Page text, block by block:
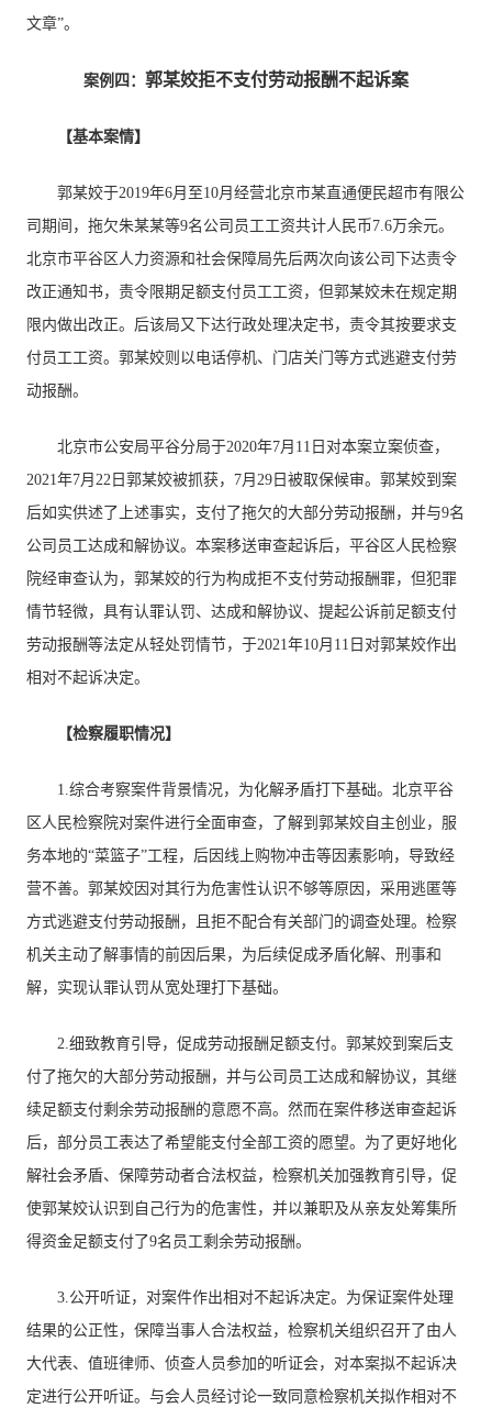
文章”。
案例四： 郭某姣拒不支付劳动报酬不起诉案
【基本案情】
郭某姣于2019年6月至10月经营北京市某直通便民超市有限公
司期间，拖欠朱某某等9名公司员工工资共计人民币7.6万余元。
北京市平谷区人力资源和社会保障局先后两次向该公司下达责令
改正通知书，责令限期足额支付员工工资，但郭某姣未在规定期
限内做出改正。后该局又下达行政处理决定书，责令其按要求支
付员工工资。郭某姣则以电话停机、门店关门等方式逃避支付劳
动报酬。
北京市公安局平谷分局于2020年7月11日对本案立案侦查，
2021年7月22日郭某姣被抓获，7月29日被取保候审。郭某姣到案
后如实供述了上述事实，支付了拖欠的大部分劳动报酬，并与9名
公司员工达成和解协议。本案移送审查起诉后，平谷区人民检察
院经审查认为，郭某姣的行为构成拒不支付劳动报酬罪，但犯罪
情节轻微，具有认罪认罚、达成和解协议、提起公诉前足额支付
劳动报酬等法定从轻处罚情节，于2021年10月11日对郭某姣作出
相对不起诉决定。
【检察履职情况】
1.综合考察案件背景情况，为化解矛盾打下基础。北京平谷
区人民检察院对案件进行全面审查，了解到郭某姣自主创业，服
务本地的“菜篮子”工程，后因线上购物冲击等因素影响，导致经
营不善。郭某姣因对其行为危害性认识不够等原因，采用逃匿等
方式逃避支付劳动报酬，且拒不配合有关部门的调查处理。检察
机关主动了解事情的前因后果，为后续促成矛盾化解、刑事和
解，实现认罪认罚从宽处理打下基础。
2.细致教育引导，促成劳动报酬足额支付。郭某姣到案后支
付了拖欠的大部分劳动报酬，并与公司员工达成和解协议，其继
续足额支付剩余劳动报酬的意愿不高。然而在案件移送审查起诉
后，部分员工表达了希望能支付全部工资的愿望。为了更好地化
解社会矛盾、保障劳动者合法权益，检察机关加强教育引导，促
使郭某姣认识到自己行为的危害性，并以兼职及从亲友处筹集所
得资金足额支付了9名员工剩余劳动报酬。
3.公开听证，对案件作出相对不起诉决定。为保证案件处理
结果的公正性，保障当事人合法权益，检察机关组织召开了由人
大代表、值班律师、侦查人员参加的听证会，对本案拟不起诉决
定进行公开听证。与会人员经讨论一致同意检察机关拟作相对不